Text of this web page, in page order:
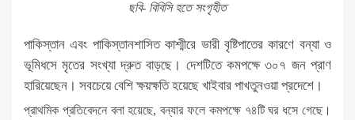
ছবি- বিবিসি হতে সংগৃহীত
পাকিস্তান এবং পাকিস্তানশাসিত কাশ্মীরে ভারী বৃষ্টিপাতের কারণে বন্যা ও
ভূমিধসে মৃতের সংখ্যা দ্রুত বাড়ছে। দেশটিতে কমপক্ষে ৩০৭ জন প্রাণ
হারিয়েছেন। সবচেয়ে বেশি ক্ষয়ক্ষতি হয়েছে খাইবার পাখতুনওয়া প্রদেশে।
প্রাথমিক প্রতিবেদনে বলা হয়েছে, বন্যার ফলে কমপক্ষে ৭৪টি ঘর ধসে গেছে।